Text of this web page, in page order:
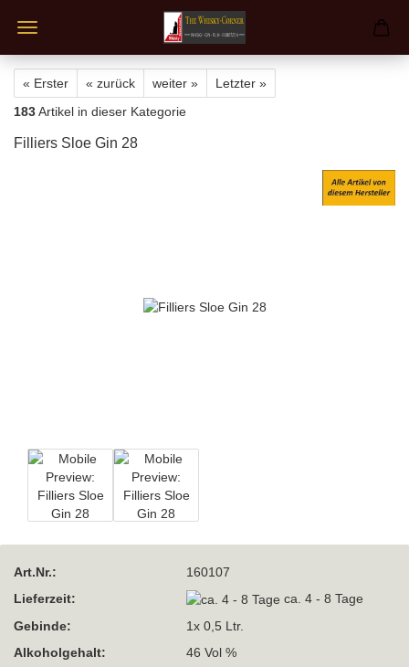
« Erster « zurück weiter »
Letzter »
183Artikel in dieser Kategorie
Filliers Sloe Gin 28
Art.Nr.:
160107
Lieferzeit:
ca. 4 - 8 Tage
Gebinde:
1x 0,5 Ltr.
Alkoholgehalt:
46 Vol %